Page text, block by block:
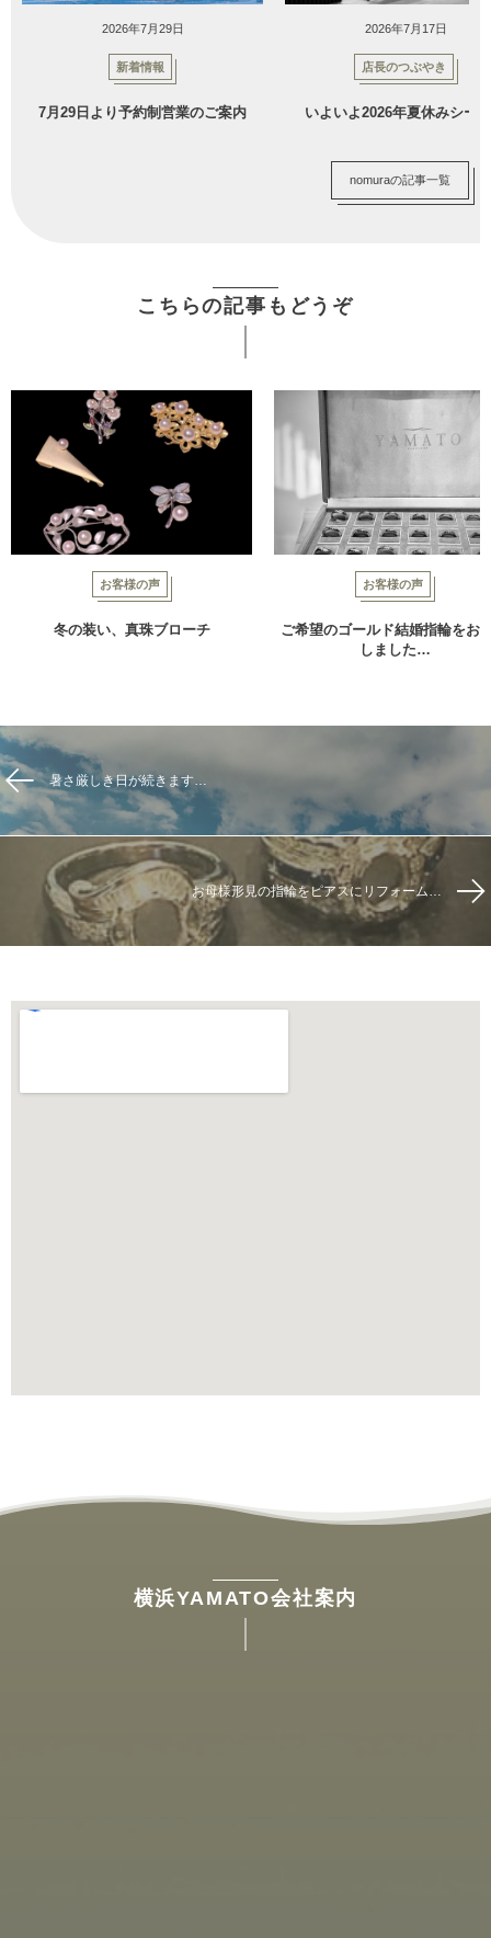
2026年7月29日
新着情報
7月29日より予約制営業のご案内
2026年7月17日
店長のつぶやき
いよいよ2026年夏休みシー
nomuraの記事一覧
こちらの記事もどうぞ
お客様の声
冬の装い、真珠ブローチ
お客様の声
ご希望のゴールド結婚指輪をお
しました…
暑さ厳しき日が続きます…
お母様形見の指輪をピアスにリフォーム…
横浜YAMATO会社案内